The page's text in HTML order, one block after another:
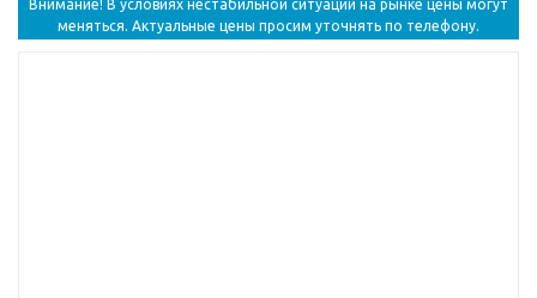
Внимание! В условиях нестабильной ситуации на рынке цены могут
меняться. Актуальные цены просим уточнять по телефону.